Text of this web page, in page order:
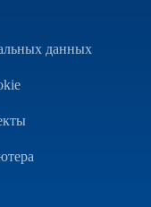
данных